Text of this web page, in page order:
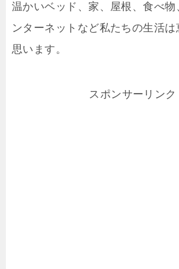
温かいベッド、家、屋根、食べ物
ンターネットなど私たちの生活は
思います。
スポンサーリンク